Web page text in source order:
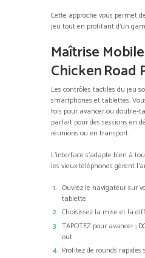
Cette approche vous permet
jeu tout en profitant d’un
Maîtrise
Chicken Road
Les contrôles tactiles du jeu
smartphones et tablettes.
fois pour avancer ou
parfait pour des sessions en
réunions ou en transport.
L’interface s’adapte bien à
les vieux téléphones gèrent
Ouvrez le navigateur sur
tablette
Choisissez la mise et la
TAPOTEZ pour avancer ;
out
Profitez de rounds